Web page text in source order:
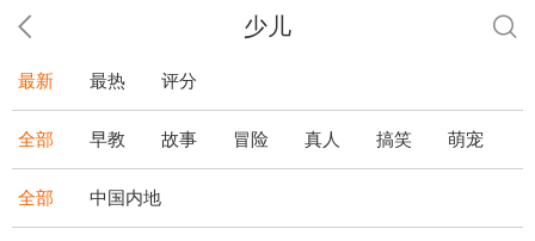
少儿
最新 最热 评分
全部 早教 故事 冒险 真人 搞笑 萌宠
全部 中国内地